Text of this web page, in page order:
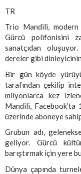
TR
Trio Mandili, modern
Gürcü polifonisini
sanatçıdan
dereler gibi
Bir gün köyde
tarafından çekilip
milyonlarca kez
Mandili, Facebook’ta
üzerinde aboneye
Grubun adı,
geliyor. Gürcü
barıştırmak için yere
Dünya çapında